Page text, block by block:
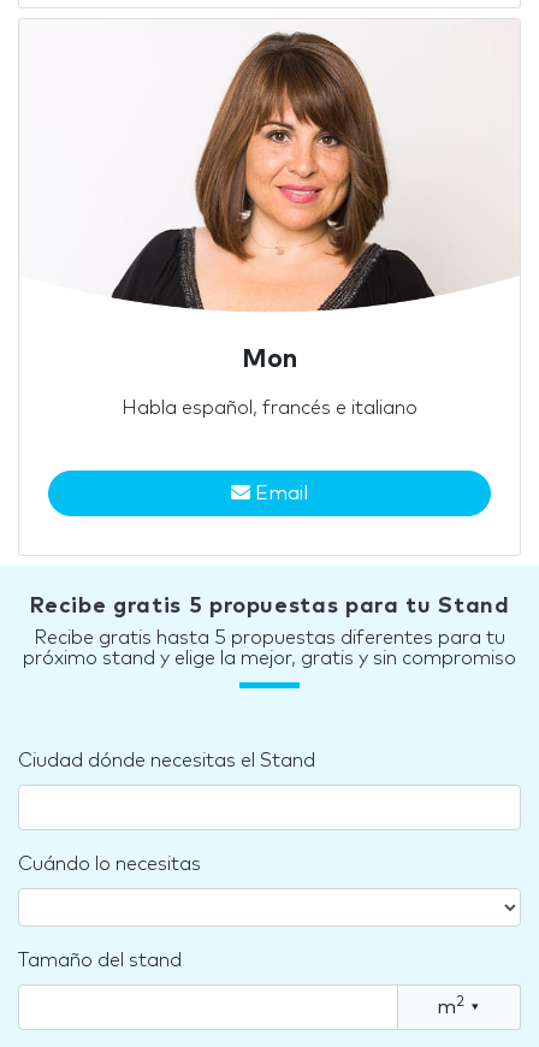
Mon
Habla español, francés e italiano
Email
Recibe gratis 5 propuestas para tu Stand
Recibe gratis hasta 5 propuestas diferentes para tu
próximo stand y elige la mejor, gratis y sin compromiso
Ciudad dónde necesitas el Stand
Cuándo lo necesitas
Tamaño del stand
m2 ▾